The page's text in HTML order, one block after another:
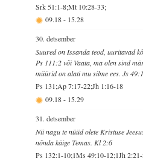
Srk 51:1-8;Mt 10:28-33;
09.18- 15.28
30. detsember
Suured on Issanda teod, uuritavad
Ps 111:2 või Vaata, ma olen sind
müürid on alati mu silme ees. Js
Ps 131;Ap 7:17-22;Jh 1:16-18
09.18- 15.29
31. detsember
Nii nagu te nüüd olete Kristuse
nõnda käige Temas. Kl 2:6
Ps 132:1-10;1Ms 49:10-12;1Jh